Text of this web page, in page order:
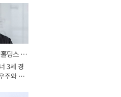
딩스 대
3세 경
주와 헬